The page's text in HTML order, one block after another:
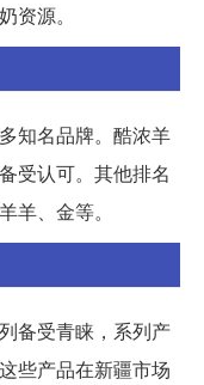
资源。
知名品牌。酷浓羊
受认可。其他排名
羊、金等。
备受青睐，系列产
些产品在新疆市场